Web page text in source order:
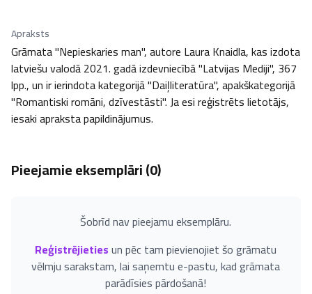
Apraksts
Grāmata "Nepieskaries man", autore Laura Knaidla, kas izdota
latviešu valodā 2021. gadā izdevniecībā "Latvijas Mediji", 367
lpp., un ir ierindota kategorijā "Daiļliteratūra", apakškategorijā
"Romantiski romāni, dzīvestāsti". Ja esi reģistrēts lietotājs,
iesaki apraksta papildinājumus.
Pieejamie eksemplāri (0)
Šobrīd nav pieejamu eksemplāru.
Reģistrējietiesun pēc tam pievienojiet šo grāmatu
vēlmju sarakstam, lai saņemtu e-pastu, kad grāmata
parādīsies pārdošanā!